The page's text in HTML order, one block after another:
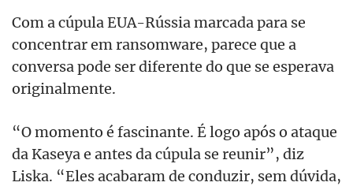
Com a cúpula EUA-Rússia marcada para se
concentrar em ransomware, parece que a
conversa pode ser diferente do que se esperava
originalmente.
“O momento é fascinante. É logo após o ataque
da Kaseya e antes da cúpula se reunir”, diz
Liska. “Eles acabaram de conduzir, sem dúvida,